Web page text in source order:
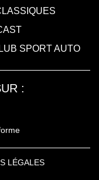
SPORT AUTO
:
LÉGALES